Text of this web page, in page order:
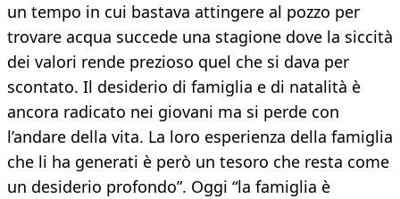
un tempo in cui bastava attingere al pozzo per
trovare acqua succede una stagione dove la siccità
dei valori rende prezioso quel che si dava per
scontato. Il desiderio di famiglia e di natalità è
ancora radicato nei giovani ma si perde con
l’andare della vita. La loro esperienza della famiglia
che li ha generati è però un tesoro che resta come
un desiderio profondo”. Oggi “la famiglia è